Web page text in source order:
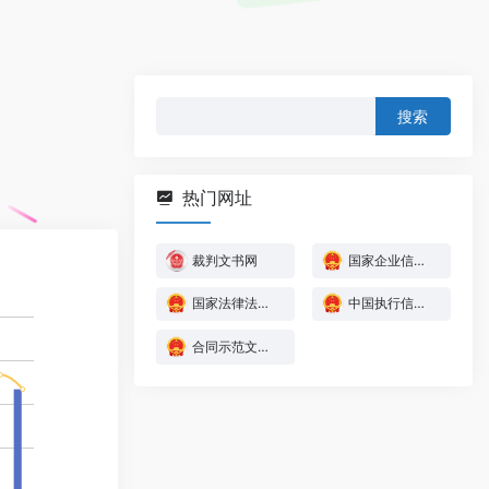
热门网址
裁判文书网 国家企业信息公示系统
国家法律法规数据库 中国执行信息公开网
合同示范文本库